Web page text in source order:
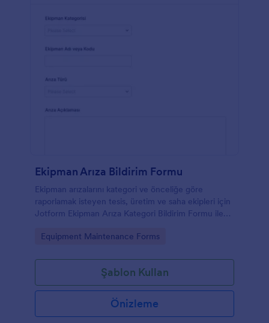
Ekipman Arıza Bildirim Formu
Ekipman arızalarını kategori ve önceliğe göre
raporlamak isteyen tesis, üretim ve saha ekipleri için
Jotform Ekipman Arıza Kategori Bildirim Formu ile
Go to Category:
Equipment Maintenance Forms
Şablon Kullan
Önizleme